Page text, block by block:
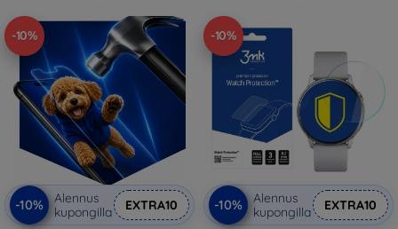
-10%
-10%
Alennus
kupongilla
EXTRA10
-10%
-10%
Alennus
kupongilla
EXTRA10